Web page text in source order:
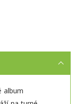
album